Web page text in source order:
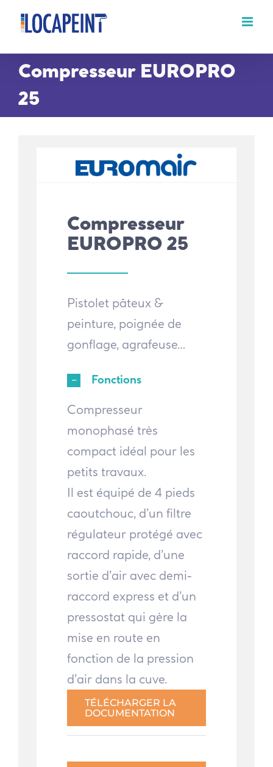
Passer
contenu
Compresseur EUROPRO
25
Compresseur
EUROPRO 25
Pistolet pâteux &
peinture, poignée de
gonflage, agrafeuse…
Fonctions
Compresseur
monophasé très
compact idéal pour les
petits travaux.
Il est équipé de 4 pieds
caoutchouc, d’un filtre
régulateur protégé avec
raccord rapide, d’une
sortie d’air avec demi-
raccord express et d’un
pressostat qui gère la
mise en route en
fonction de la pression
d’air dans la cuve.
TÉLÉCHARGER LA
DOCUMENTATION